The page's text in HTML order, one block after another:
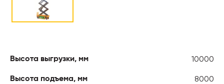
Высота выгрузки, мм 10000
Высота подъема, мм 8000